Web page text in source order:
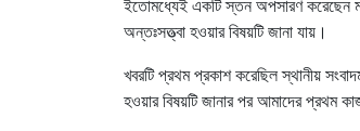
ইতোমধ্যেই একটি স্তন অপসারণ করেছেন
অন্তঃসত্ত্বা হওয়ার বিষয়টি জানা যায়।
খবরটি প্রথম প্রকাশ করেছিল স্থানীয়
হওয়ার বিষয়টি জানার পর আমাদের প্রথম